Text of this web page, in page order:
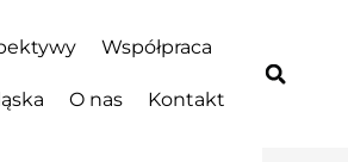
Współpraca
O nas Kontakt